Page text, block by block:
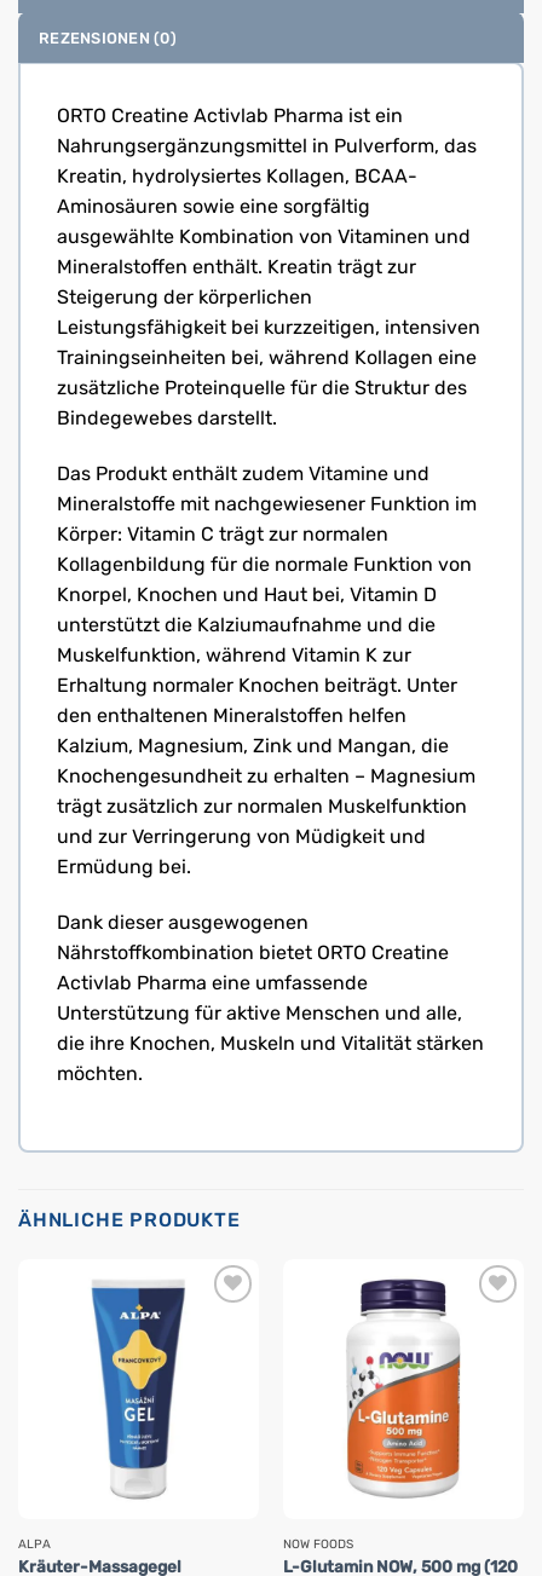
REZENSIONEN (0)
ORTO Creatine Activlab Pharma ist ein
Nahrungsergänzungsmittel in Pulverform, das
Kreatin, hydrolysiertes Kollagen, BCAA-
Aminosäuren sowie eine sorgfältig
ausgewählte Kombination von Vitaminen und
Mineralstoffen enthält. Kreatin trägt zur
Steigerung der körperlichen
Leistungsfähigkeit bei kurzzeitigen, intensiven
Trainingseinheiten bei, während Kollagen eine
zusätzliche Proteinquelle für die Struktur des
Bindegewebes darstellt.
Das Produkt enthält zudem Vitamine und
Mineralstoffe mit nachgewiesener Funktion im
Körper: Vitamin C trägt zur normalen
Kollagenbildung für die normale Funktion von
Knorpel, Knochen und Haut bei, Vitamin D
unterstützt die Kalziumaufnahme und die
Muskelfunktion, während Vitamin K zur
Erhaltung normaler Knochen beiträgt. Unter
den enthaltenen Mineralstoffen helfen
Kalzium, Magnesium, Zink und Mangan, die
Knochengesundheit zu erhalten – Magnesium
trägt zusätzlich zur normalen Muskelfunktion
und zur Verringerung von Müdigkeit und
Ermüdung bei.
Dank dieser ausgewogenen
Nährstoffkombination bietet ORTO Creatine
Activlab Pharma eine umfassende
Unterstützung für aktive Menschen und alle,
die ihre Knochen, Muskeln und Vitalität stärken
möchten.
ÄHNLICHE PRODUKTE
ALPA
Kräuter-Massagegel
NOW FOODS
L-Glutamin NOW, 500 mg (120